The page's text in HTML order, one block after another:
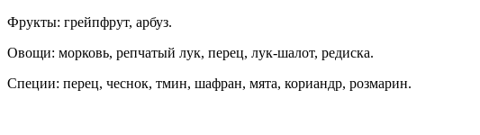
Фрукты: грейпфрут, арбуз.
Овощи: морковь, репчатый лук, перец, лук-шалот, редиска.
Специи: перец, чеснок, тмин, шафран, мята, кориандр, розмарин.